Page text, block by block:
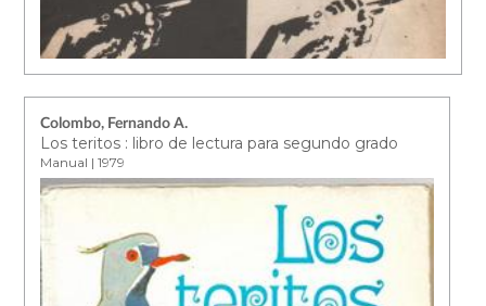
Colombo, Fernando A.
Los teritos : libro de lectura para segundo grado
Manual | 1979